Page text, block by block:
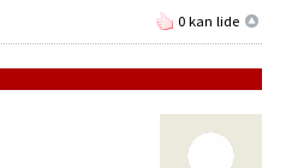
0 kan lide